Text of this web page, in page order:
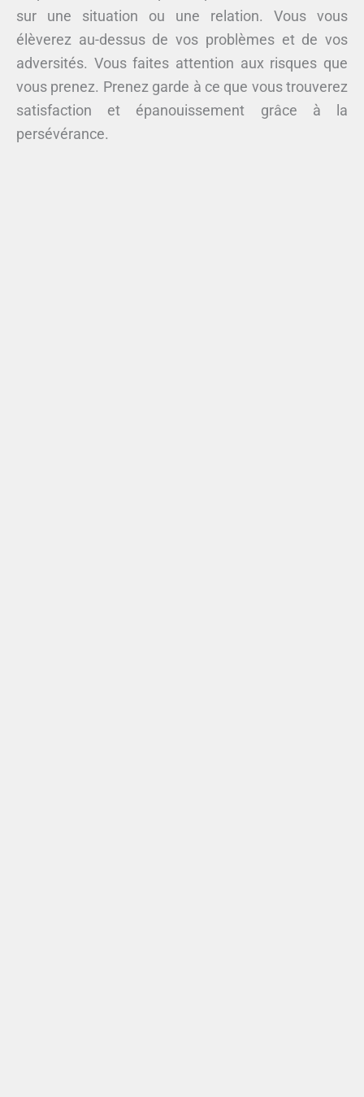
sur une situation ou une relation. Vous vous
élèverez au-dessus de vos problèmes et de vos
adversités. Vous faites attention aux risques que
vous prenez. Prenez garde à ce que vous trouverez
satisfaction et épanouissement grâce à la
persévérance.